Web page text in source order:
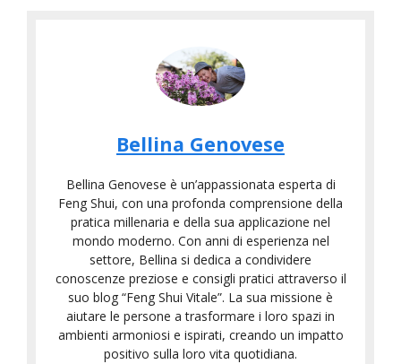
Bellina Genovese
Bellina Genovese è un’appassionata esperta di
Feng Shui, con una profonda comprensione della
pratica millenaria e della sua applicazione nel
mondo moderno. Con anni di esperienza nel
settore, Bellina si dedica a condividere
conoscenze preziose e consigli pratici attraverso il
suo blog “Feng Shui Vitale”. La sua missione è
aiutare le persone a trasformare i loro spazi in
ambienti armoniosi e ispirati, creando un impatto
positivo sulla loro vita quotidiana.